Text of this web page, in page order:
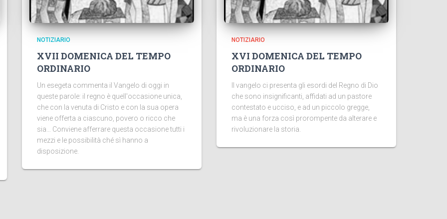
NOTIZIARIO
XVII DOMENICA DEL TEMPO
ORDINARIO
Un esegeta commenta il Vangelo di oggi in
queste parole: il regno è quell'occasione unica,
che con la venuta di Cristo e con la sua opera
viene offerta a ciascuno, povero o ricco che
sia… Conviene afferrare questa occasione tutti i
mezzi e le possibilità ché sì hanno a
disposizione.
NOTIZIARIO
XVI DOMENICA DEL TEMPO
ORDINARIO
Il vangelo ci presenta gli esordi del Regno di Dio
che sono insignificanti, affidati ad un pastore
contestato e ucciso, e ad un piccolo gregge,
ma è una forza così prorompente da alterare e
rivoluzionare la storia.